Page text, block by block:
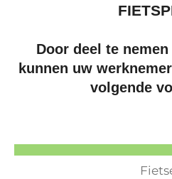
Door deel te
kunnen uw
volgende